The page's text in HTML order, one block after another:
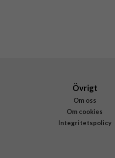
Övrigt
Om oss
Om cookies
Integritetspolicy